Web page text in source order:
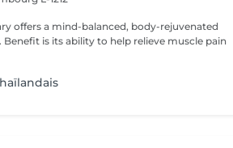
offers a mind-balanced, body-rejuvenated